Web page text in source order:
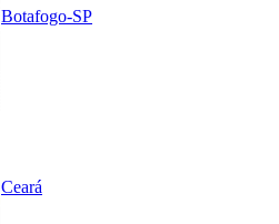
Botafogo-SP
Ceará